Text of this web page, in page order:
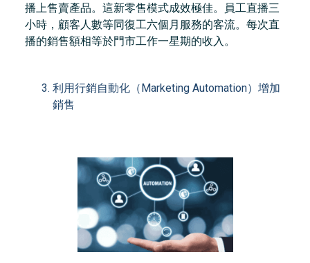
播上售賣產品。這新零售模式成效極佳。員工直播三
小時，顧客人數等同復工六個月服務的客流。每次直
播的銷售額相等於門市工作一星期的收入。
利用行銷自動化（Marketing Automation）增加
銷售